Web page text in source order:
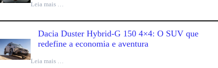
Leia mais …
Dacia Duster Hybrid-G 150 4×4: O SUV que
redefine a economia e aventura
Leia mais …